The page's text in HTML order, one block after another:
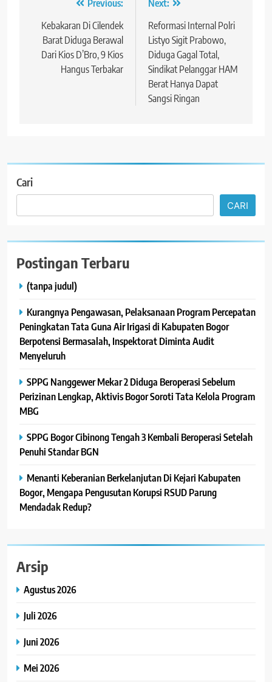
Navigasi
pos
Previous:
Kebakaran Di Cilendek
Barat Diduga Berawal
Dari Kios D’Bro, 9 Kios
Hangus Terbakar
Next:
Reformasi Internal Polri
Listyo Sigit Prabowo,
Diduga Gagal Total,
Sindikat Pelanggar HAM
Berat Hanya Dapat
Sangsi Ringan
Cari
CARI
Postingan Terbaru
(tanpa judul)
Kurangnya Pengawasan, Pelaksanaan Program Percepatan
Peningkatan Tata Guna Air Irigasi di Kabupaten Bogor
Berpotensi Bermasalah, Inspektorat Diminta Audit
Menyeluruh
SPPG Nanggewer Mekar 2 Diduga Beroperasi Sebelum
Perizinan Lengkap, Aktivis Bogor Soroti Tata Kelola Program
MBG
SPPG Bogor Cibinong Tengah 3 Kembali Beroperasi Setelah
Penuhi Standar BGN
Menanti Keberanian Berkelanjutan Di Kejari Kabupaten
Bogor, Mengapa Pengusutan Korupsi RSUD Parung
Mendadak Redup?
Arsip
Agustus 2026
Juli 2026
Juni 2026
Mei 2026